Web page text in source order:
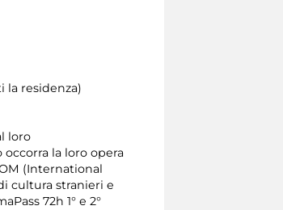
residenza)
loro
la loro opera
(International
cultura stranieri e
72h 1° e 2°